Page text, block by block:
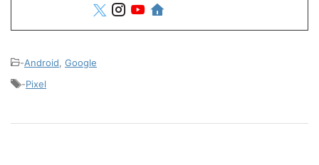
-Android Google
-Pixel